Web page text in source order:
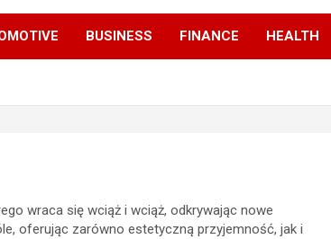
BUSINESS FINANCE HEALTH
wraca się wciąż i wciąż, odkrywając nowe
oferując zarówno estetyczną przyjemność, jak i